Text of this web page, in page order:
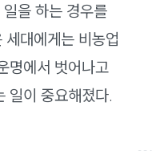
을 하는 경우를
대에게는 비농업
명에서 벗어나고
일이 중요해졌다.